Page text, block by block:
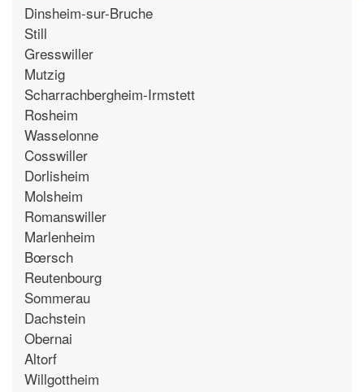
Dinsheim-sur-Bruche
Still
Gresswiller
Mutzig
Scharrachbergheim-Irmstett
Rosheim
Wasselonne
Cosswiller
Dorlisheim
Molsheim
Romanswiller
Marlenheim
Bœrsch
Reutenbourg
Sommerau
Dachstein
Obernai
Altorf
Willgottheim